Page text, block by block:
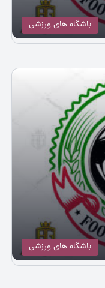
باشگاه های ورزشی
باشگاه های ورزشی